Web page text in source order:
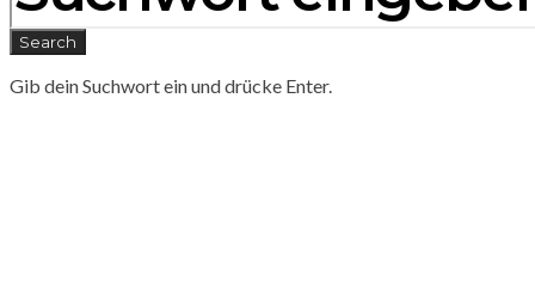
Search
Gib dein Suchwort ein und drücke Enter.